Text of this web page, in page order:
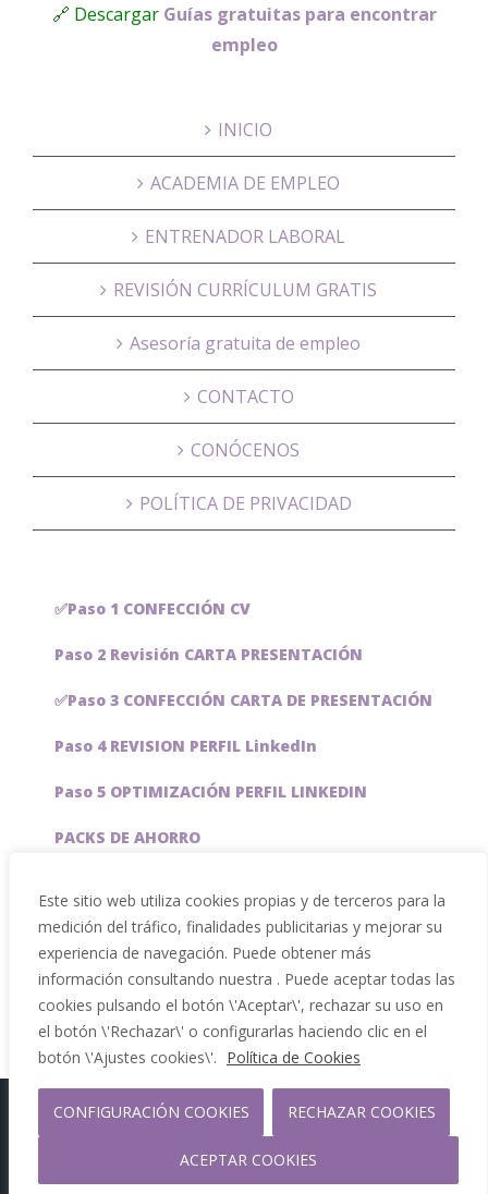
Este sitio web utiliza cookies propias y de terceros para la
medición del tráfico, finalidades publicitarias y mejorar su
experiencia de navegación. Puede obtener más
información consultando nuestra . Puede aceptar todas las
cookies pulsando el botón \'Aceptar\', rechazar su uso en
el botón \'Rechazar\' o configurarlas haciendo clic en el
botón \'Ajustes cookies\'. Política de Cookies
CONFIGURACIÓN COOKIES RECHAZAR COOKIES
ACEPTAR COOKIES
🔗 Descargar Guías gratuitas para encontrar
empleo
INICIO
ACADEMIA DE EMPLEO
ENTRENADOR LABORAL
REVISIÓN CURRÍCULUM GRATIS
Asesoría gratuita de empleo
CONTACTO
CONÓCENOS
POLÍTICA DE PRIVACIDAD
✅Paso 1 CONFECCIÓN CV
Paso 2 Revisión CARTA PRESENTACIÓN
✅Paso 3 CONFECCIÓN CARTA DE PRESENTACIÓN
Paso 4 REVISION PERFIL LinkedIn
Paso 5 OPTIMIZACIÓN PERFIL LINKEDIN
PACKS DE AHORRO
Servicios especiales
Copyright 2012 - 2026 |
Facebook
Phone